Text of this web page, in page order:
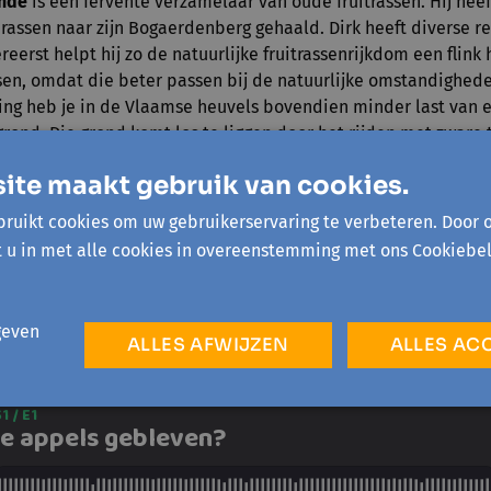
naar zijn Bogaerdenberg gehaald. Dirk heeft diverse
helpt hij zo de natuurlijke fruitrassenrijkdom een flink
omdat die beter passen bij de natuurlijke
heb je in de Vlaamse heuvels bovendien minder last van
Die grond komt los te liggen door het rijden met zware
geboren en getogen in Tienen en opgeleid als bio-ingenieur
en houdt zich vooral bezig met het uitvoeren van
van bescherming van landschappelijk erfgoed. Dankzij
tussen die domeinen.
maakt gebruik van cookies.
cookies om uw gebruikerservaring te verbeteren. Door
in met alle cookies in overeenstemming met ons
ALLES
ALLES AFWIJZEN